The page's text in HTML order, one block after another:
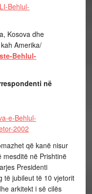
Kosova dhe
Amerika/
në
që kanë nisur
mesditë në Prishtinë
Presidenti
të jubileut të 10 vjetorit
arkitekt i së cilës